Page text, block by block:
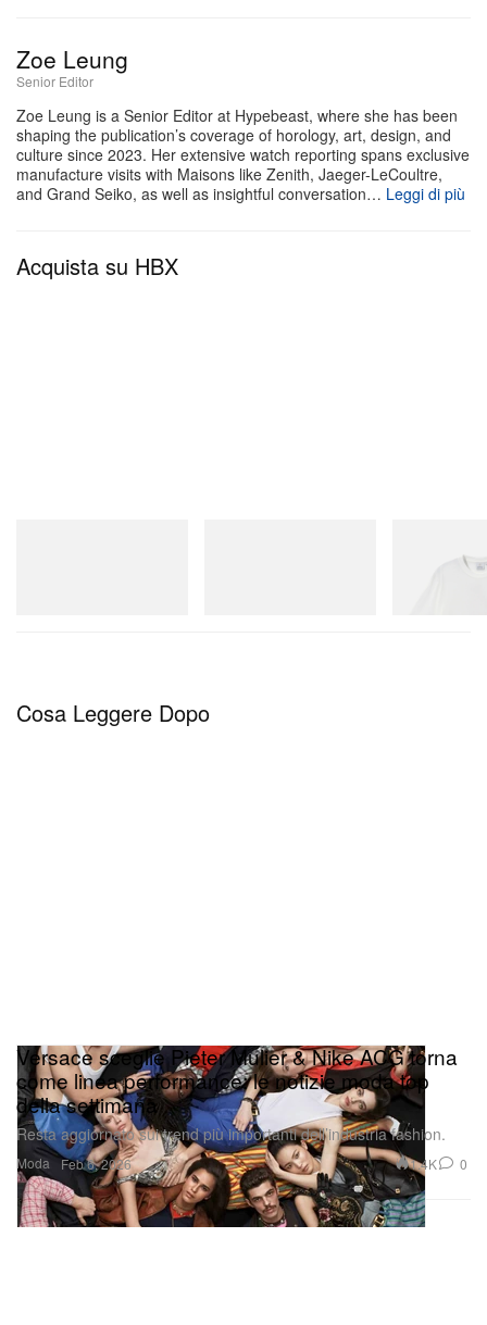
Zoe Leung
Senior Editor
Zoe Leung is a Senior Editor at Hypebeast, where she has been
shaping the publication’s coverage of horology, art, design, and
culture since 2023. Her extensive watch reporting spans exclusive
manufacture visits with Maisons like Zenith, Jaeger-LeCoultre,
and Grand Seiko, as well as insightful conversation… Leggi di più
Acquista su HBX
Cosa Leggere Dopo
Moda
Versace sceglie Pieter Mulier & Nike ACG torna
come linea performance: le notizie moda top
della settimana
Resta aggiornato sui trend più importanti dell’industria fashion.
Feb 6, 2026 1.4K 0